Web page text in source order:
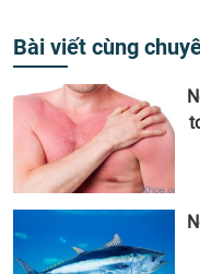
Bài viết cùng